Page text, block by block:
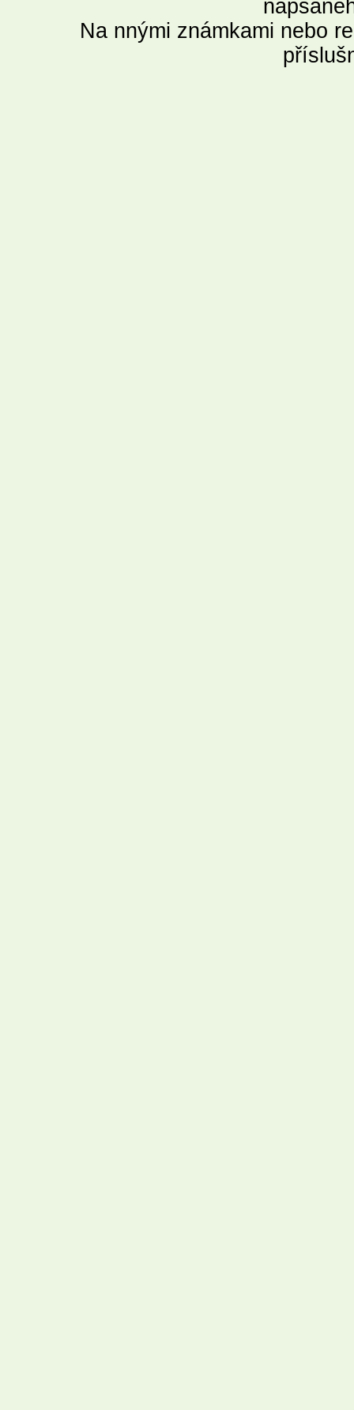
Na nnými známkami nebo